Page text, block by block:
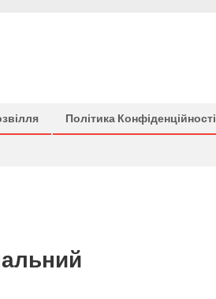
Політика Конфіденційності